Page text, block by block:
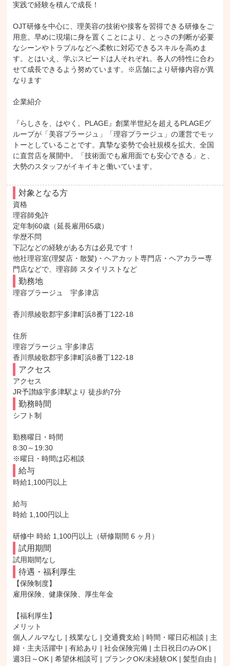
実践で経験を積んで成長！
OJT研修を中心に、理美容の技術や接客を習得できる研修をご
用意。早めに現場に身を置くことにより、とっさの判断が必要
なシーンやトラブルなどへ柔軟に対応できるスキルを高めま
す。とはいえ、学ぶスピードは人それぞれ。各人の特性に合わ
せて成長できるよう努めています。※店舗により研修内容が異
なります
企業紹介
『らしさを、はやく。PLAGE』創業半世紀を超えるPLAGEグ
ループが「美容プラージュ」「理容プラージュ」の運営でモッ
トーとしていることです。真摯な姿勢で会社規模を拡大、全国
に直営店を展開中。「技術面でも雇用面でも安心できる」と、
大勢のスタッフがイキイキと働いています。
対象となる方
資格
理容師免許
定年制60歳（延長雇用65歳）
学歴不問
下記などの経験がある方は必見です！
他社理容室(理髪店・散髪)・ヘアカット専門店・ヘアカラー専
門店などで、理容師 スタイリストなど
勤務地
理容プラージュ　宇多津店
香川県綾歌郡宇多津町浜8番丁122-18
住所
理容プラージュ 宇多津店
香川県綾歌郡宇多津町浜8番丁122-18
アクセス
アクセス
JR予讃線宇多津駅より 徒歩約7分
勤務時間
シフト制
勤務曜日・時間
8:30～19:30
※曜日・時間は応相談
給与
時給1,100円以上
給与
時給 1,100円以上
研修中 時給 1,100円以上（研修期間 6 ヶ月）
試用期間
試用期間なし
待遇・福利厚生
【保険制度】
雇用保険、健康保険、厚生年金
【福利厚生】
メリット
個人ノルマなし | 残業なし | 交通費支給 | 時間・曜日応相談 | 主
婦・主夫活躍中 | 有給あり | 社会保険完備 | 土日祝日のみOK |
週3日～OK | 希望休相談可 | ブランクOK/未経験OK | 髪型自由 |